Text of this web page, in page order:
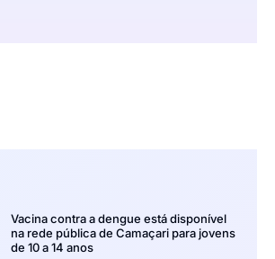
Vacina contra a dengue está disponível
na rede pública de Camaçari para jovens
de 10 a 14 anos